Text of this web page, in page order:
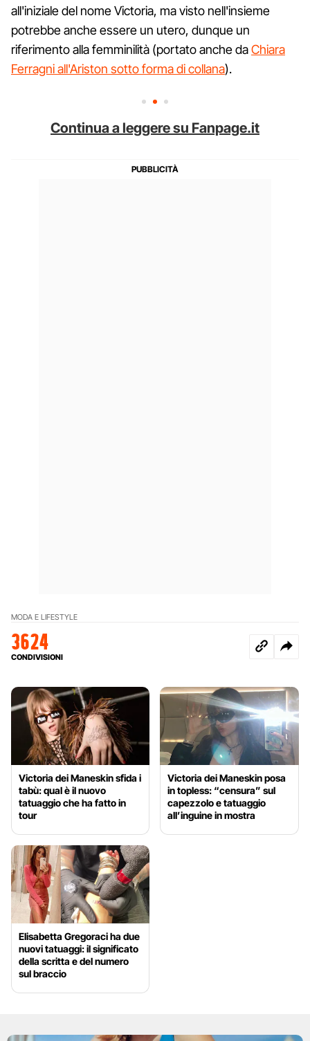
all'iniziale del nome Victoria, ma visto nell'insieme
potrebbe anche essere un utero, dunque un
riferimento alla femminilità (portato anche daChiara
Ferragni all'Ariston sotto forma di collana).
Continua a leggere su Fanpage.it
MODA E LIFESTYLE
3624
CONDIVISIONI
Victoria dei Maneskin sfida i
tabù: qual è il nuovo
tatuaggio che ha fatto in
tour
Victoria dei Maneskin posa
in topless: “censura” sul
capezzolo e tatuaggio
all’inguine in mostra
Elisabetta Gregoraci ha due
nuovi tatuaggi: il significato
della scritta e del numero
sul braccio